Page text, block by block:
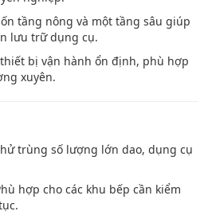
tầng nông và một tầng sâu giúp
lưu trữ dụng cụ.
bị vận hành ổn định, phù hợp
xuyên.
trùng số lượng lớn dao, dụng cụ
hợp cho các khu bếp cần kiểm